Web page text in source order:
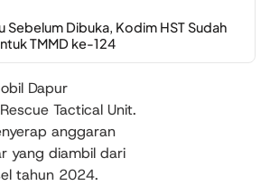
Sebelum Dibuka, Kodim HST Sudah
TMMD ke-124
Dapur
Tactical Unit.
anggaran
yang diambil dari
tahun 2024.